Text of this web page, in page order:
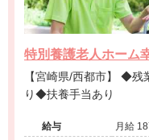
特別養護老人ホーム
【宮崎県/西都市】 ◆残業ほぼなし◆車通勤可能◆住宅手当あ
り◆扶養手当あり
給与